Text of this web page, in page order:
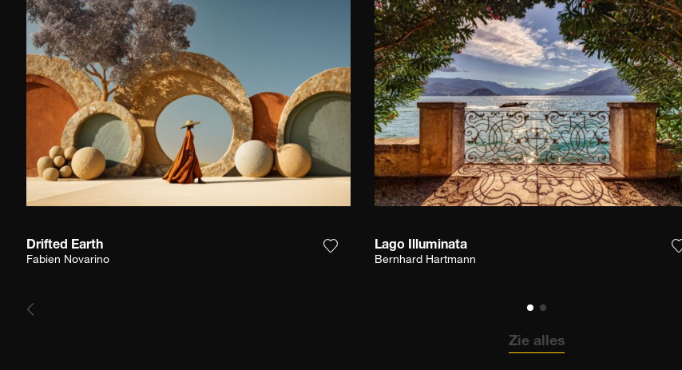
Drifted Earth
Fabien Novarino Voeg het product toe aan mijn verlanglijst
Lago Illuminata
Bernhard Hartmann
Zie alles